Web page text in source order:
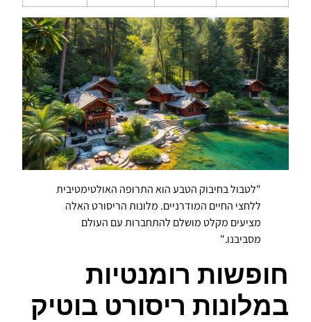
"לטבול בחיבוק הטבע הוא התרופה האולטימטיבית
ללחצי החיים המודרניים. מלונות הריסורט האלה
מציעים מקלט מושלם להתחברות עם העולם
מסביבנו."
חופשות רומנטיות
במלונות ריסורט בוטיק